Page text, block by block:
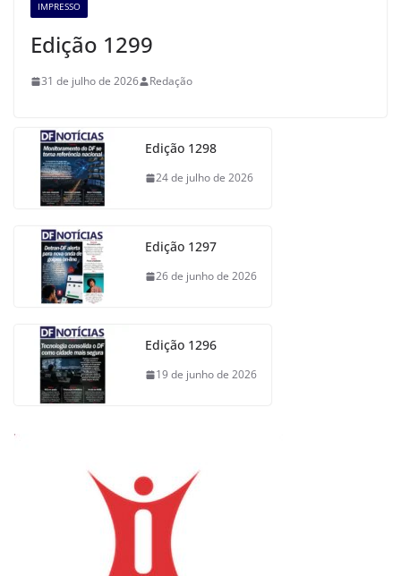
IMPRESSO
Edição 1299
31 de julho de 2026 Redação
Edição 1298
24 de julho de 2026
Edição 1297
26 de junho de 2026
Edição 1296
19 de junho de 2026